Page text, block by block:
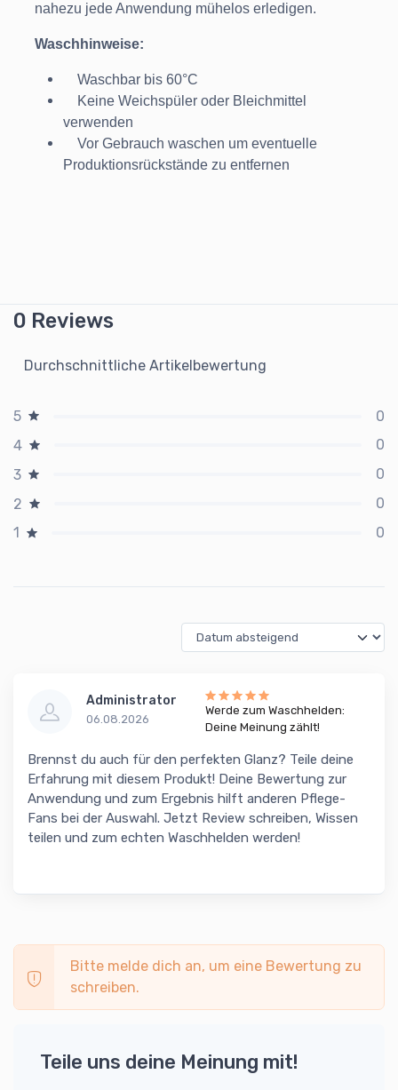
nahezu jede Anwendung mühelos erledigen.
Waschhinweise:
Waschbar bis 60°C
Keine Weichspüler oder Bleichmittel
verwenden
Vor Gebrauch waschen um eventuelle
Produktionsrückstände zu entfernen
0 Reviews
Durchschnittliche Artikelbewertung
5
0
4
0
3
0
2
0
1
0
Administrator
06.08.2026
Werde zum Waschhelden:
Deine Meinung zählt!
Brennst du auch für den perfekten Glanz? Teile deine
Erfahrung mit diesem Produkt! Deine Bewertung zur
Anwendung und zum Ergebnis hilft anderen Pflege-
Fans bei der Auswahl. Jetzt Review schreiben, Wissen
teilen und zum echten Waschhelden werden!
Bitte melde dich an, um eine Bewertung zu
schreiben.
Teile uns deine Meinung mit!